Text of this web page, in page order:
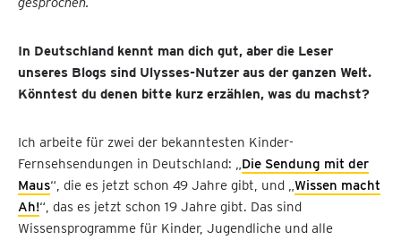
In Deutschland kennt man dich gut, aber die Leser
unseres Blogs sind Ulysses-Nutzer aus der ganzen Welt.
Könntest du denen bitte kurz erzählen, was du machst?
Ich arbeite für zwei der bekanntesten Kinder-
Fernsehsendungen in Deutschland: „Die Sendung mit der
Maus“, die es jetzt schon 49 Jahre gibt, und „Wissen macht
Ah!“, das es jetzt schon 19 Jahre gibt. Das sind
Wissensprogramme für Kinder, Jugendliche und alle